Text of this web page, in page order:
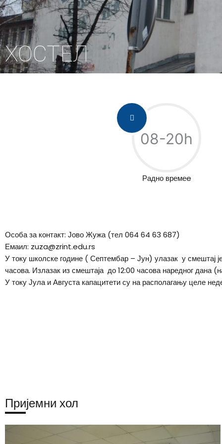
ХОСТЕЛ
08-20h
Радно времеe
Особа за контакт: Јово Жужа (тел 064 64 63 687)
Емаил: zuza@zrint.edu.rs
У току школске године ( Септембар – Јун) улазак у смештај
часова. Излазак из смештаја до 12:00 часова наредног дана
У току Јула и Августа капацитети су на располагању целе
Пријемни хол